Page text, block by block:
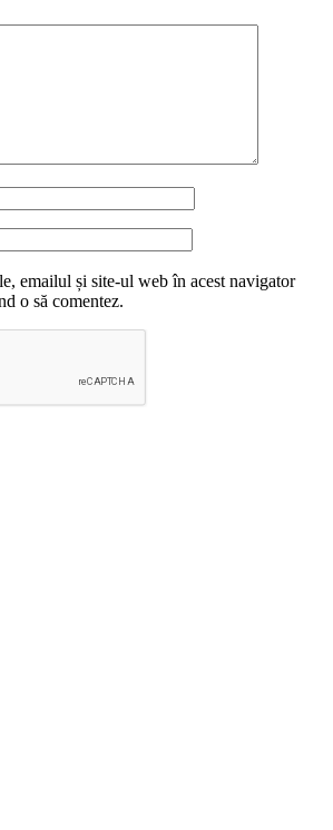
emailul și site-ul web în acest navigator
o să comentez.